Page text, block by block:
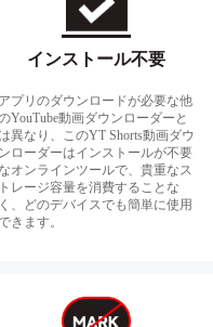
インストール不要
アプリのダウンロードが必要な他
YouTube動画ダウンローダーと
は異なり、このYT Shorts動画ダウ
ンローダーはインストールが不要
なオンラインツールで、貴重なス
トレージ容量を消費することな
く、どのデバイスでも簡単に使用
きます。